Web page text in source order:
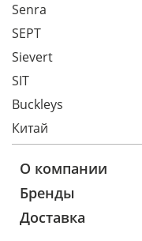
Senra
SEPT
Sievert
SIT
Buckleys
Китай
О компании
Бренды
Доставка